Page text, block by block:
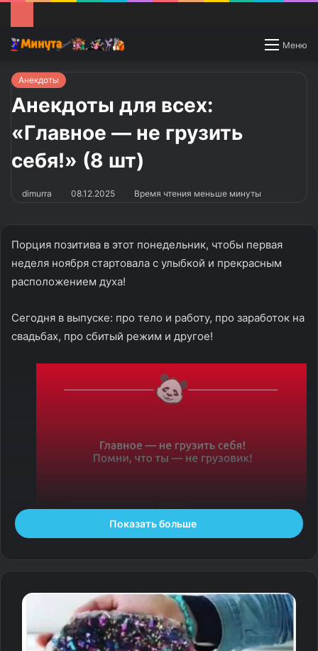
Меню
Switch
Анекдоты
Анекдоты для всех:
«Главное — не грузить
себя!» (8 шт)
dimurra 08.12.2025 Время чтения меньше минуты
Порция позитива в этот понедельник, чтобы первая
неделя ноября стартовала с улыбкой и прекрасным
расположением духа!
Сегодня в выпуске: про тело и работу, про заработок на
свадьбах, про сбитый режим и другое!
Показать больше